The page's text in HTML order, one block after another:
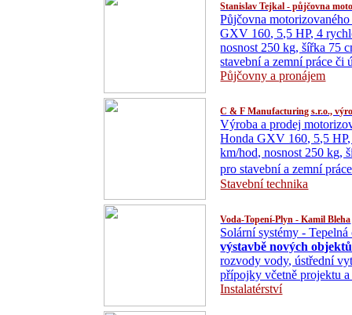
Stanislav Tejkal - půjčovna
Půjčovna
GXV 160, 5,5 HP, 4
nosnost 250 kg, šířka 75
stavební a zemní práce či
Půjčovny a pronájem
C & F Manufacturing s.r.o.,
Výroba a prodej
Honda GXV 160, 5,5
km/hod, nosnost 250 kg,
pro stavební a zemní
Stavební technika
Voda-Topení-Plyn - Kamil Bleha
Solární systémy -
výstavbě nových objektů
rozvody vody, ústřední
přípojky včetně projektu
Instalatérství